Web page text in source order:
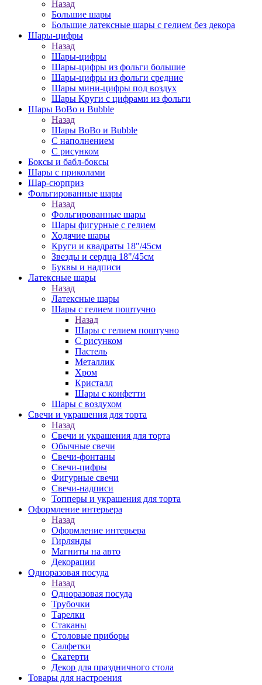
Назад
Большие шары
Большие латексные шары с гелием без декора
Шары-цифры
Назад
Шары-цифры
Шары-цифры из фольги большие
Шары-цифры из фольги средние
Шары мини-цифры под воздух
Шары Круги с цифрами из фольги
Шары BoBo и Bubble
Назад
Шары BoBo и Bubble
С наполнением
С рисунком
Боксы и бабл-боксы
Шары с приколами
Шар-сюрприз
Фольгированные шары
Назад
Фольгированные шары
Шары фигурные с гелием
Ходячие шары
Круги и квадраты 18"/45см
Звезды и сердца 18"/45см
Буквы и надписи
Латексные шары
Назад
Латексные шары
Шары с гелием поштучно
Назад
Шары с гелием поштучно
С рисунком
Пастель
Металлик
Хром
Кристалл
Шары с конфетти
Шары с воздухом
Свечи и украшения для торта
Назад
Свечи и украшения для торта
Обычные свечи
Свечи-фонтаны
Свечи-цифры
Фигурные свечи
Свечи-надписи
Топперы и украшения для торта
Оформление интерьера
Назад
Оформление интерьера
Гирлянды
Магниты на авто
Декорации
Одноразовая посуда
Назад
Одноразовая посуда
Трубочки
Тарелки
Стаканы
Столовые приборы
Салфетки
Скатерти
Декор для праздничного стола
Товары для настроения